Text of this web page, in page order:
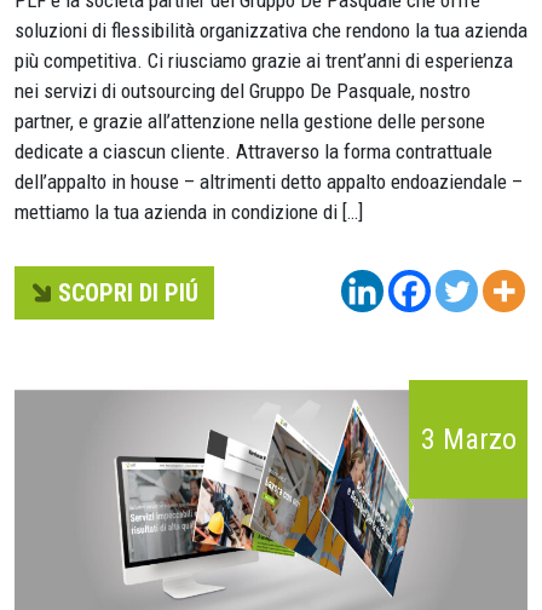
soluzioni di flessibilità organizzativa che rendono la tua azienda
più competitiva. Ci riusciamo grazie ai trent’anni di esperienza
nei servizi di outsourcing del Gruppo De Pasquale, nostro
partner, e grazie all’attenzione nella gestione delle persone
dedicate a ciascun cliente. Attraverso la forma contrattuale
dell’appalto in house – altrimenti detto appalto endoaziendale –
mettiamo la tua azienda in condizione di […]
SCOPRI DI PIÚ
3 Marzo